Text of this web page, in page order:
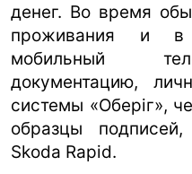
денег. Во время
проживания и в
мобильный
документацию,
системы «Оберіг»,
образцы
Skoda Rapid.